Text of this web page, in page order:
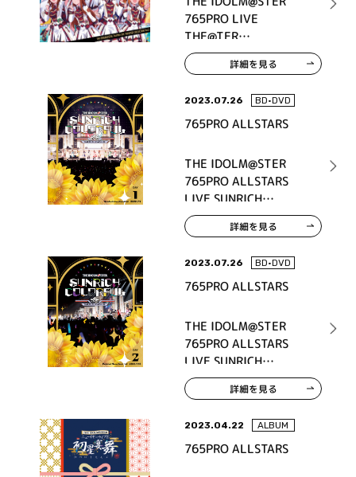
765PRO LIVE
THE@TER
COLLECTION Vol.2
詳細を見る
2023.07.26 BD•DVD
765PRO ALLSTARS
THE IDOLM@STER
765PRO ALLSTARS
LIVE SUNRICH
COLORFUL LIVE Blu-
ray DAY1詳細を見る
2023.07.26 BD•DVD
765PRO ALLSTARS
THE IDOLM@STER
765PRO ALLSTARS
LIVE SUNRICH
COLORFUL LIVE Blu-
ray DAY2詳細を見る
2023.04.22 ALBUM
765PRO ALLSTARS